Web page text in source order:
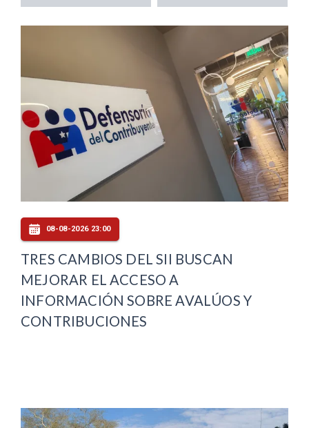
08-08-2026 23:00
TRES CAMBIOS DEL SII BUSCAN
MEJORAR EL ACCESO A
INFORMACIÓN SOBRE AVALÚOS Y
CONTRIBUCIONES